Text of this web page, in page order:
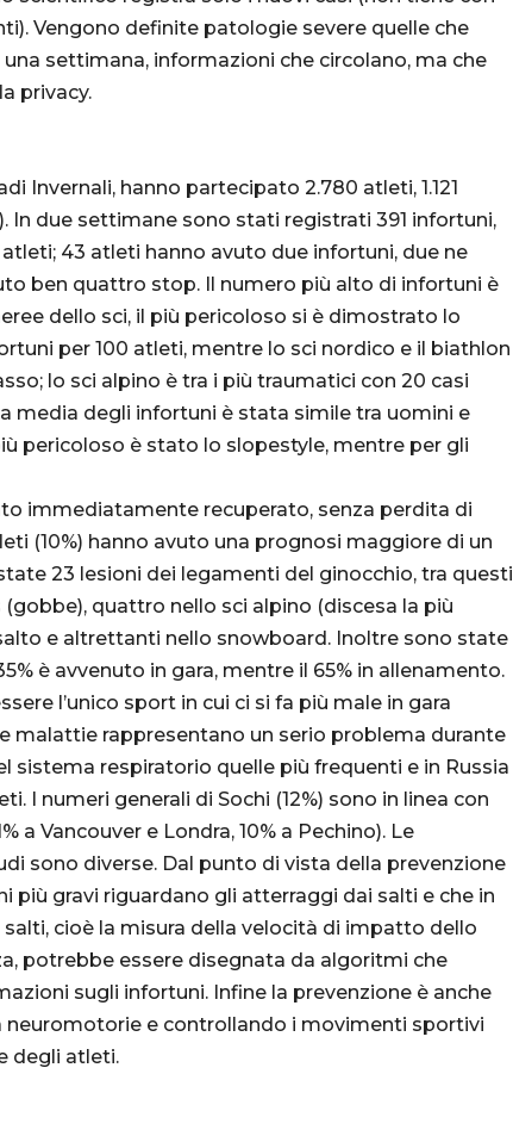
Vengono definite patologie severe quelle che
settimana, informazioni che circolano, ma che
privacy.
Invernali, hanno partecipato 2.780 atleti, 1.121
In due settimane sono stati registrati 391 infortuni,
43 atleti hanno avuto due infortuni, due ne
ben quattro stop. Il numero più alto di infortuni è
dello sci, il più pericoloso si è dimostrato lo
per 100 atleti, mentre lo sci nordico e il biathlon
lo sci alpino è tra i più traumatici con 20 casi
media degli infortuni è stata simile tra uomini e
pericoloso è stato lo slopestyle, mentre per gli
immediatamente recuperato, senza perdita di
(10%) hanno avuto una prognosi maggiore di un
23 lesioni dei legamenti del ginocchio, tra questi
quattro nello sci alpino (discesa la più
e altrettanti nello snowboard. Inoltre sono state
è avvenuto in gara, mentre il 65% in allenamento.
l’unico sport in cui ci si fa più male in gara
malattie rappresentano un serio problema durante
sistema respiratorio quelle più frequenti e in Russia
I numeri generali di Sochi (12%) sono in linea con
a Vancouver e Londra, 10% a Pechino). Le
sono diverse. Dal punto di vista della prevenzione
più gravi riguardano gli atterraggi dai salti e che in
cioè la misura della velocità di impatto dello
potrebbe essere disegnata da algoritmi che
sugli infortuni. Infine la prevenzione è anche
neuromotorie e controllando i movimenti sportivi
degli atleti.